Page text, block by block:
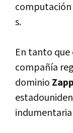
s.
En tanto
compañí­a
dominio